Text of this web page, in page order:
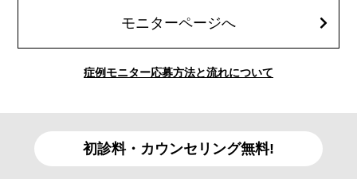
モニターページへ
症例モニター応募方法と流れについて
初診料・カウンセリング無料!